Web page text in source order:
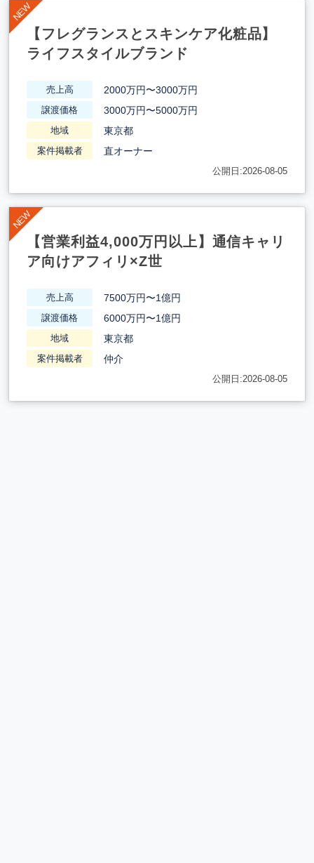
【フレグランスとスキンケア化粧品】
ライフスタイルブランド
売上高 2000万円〜3000万円
譲渡価格 3000万円〜5000万円
地域 東京都
案件掲載者 直オーナー
公開日:2026-08-05
【営業利益4,000万円以上】通信キャリ
ア向けアフィリ×Z世
売上高 7500万円〜1億円
譲渡価格 6000万円〜1億円
地域 東京都
案件掲載者 仲介
公開日:2026-08-05